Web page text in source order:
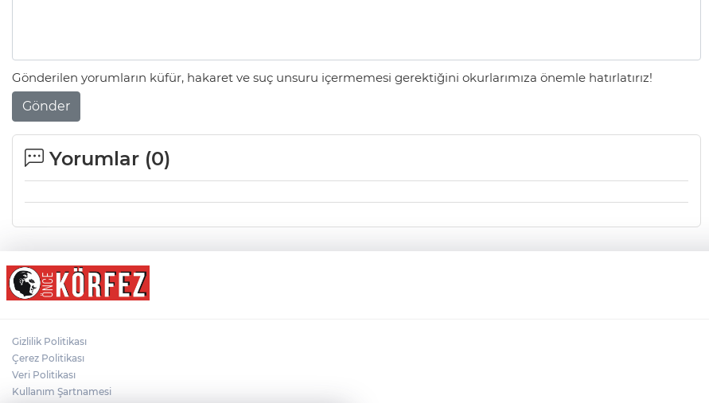
Gönderilen yorumların küfür, hakaret ve suç unsuru içermemesi gerektiğini okurlarımıza önemle hatırlatırız!
Gönder
Yorumlar (0)
Gizlilik Politikası
Çerez Politikası
Veri Politikası
Kullanım Şartnamesi